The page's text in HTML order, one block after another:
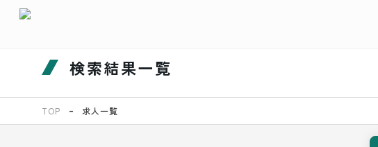
検索結果一覧
TOP 求人一覧